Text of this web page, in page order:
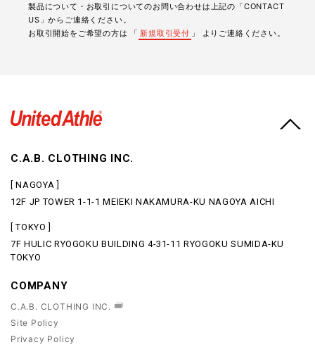
製品について・お取引についてのお問い合わせは上記の「CONTACT
US」からご連絡ください。
お取引開始をご希望の方は 「 新規取引受付 」 よりご連絡ください。
C.A.B. CLOTHING INC.
[ NAGOYA ]
12F JP TOWER 1-1-1 MEIEKI NAKAMURA-KU NAGOYA AICHI
[ TOKYO ]
7F HULIC RYOGOKU BUILDING 4-31-11 RYOGOKU SUMIDA-KU
TOKYO
COMPANY
C.A.B. CLOTHING INC.
Site Policy
Privacy Policy